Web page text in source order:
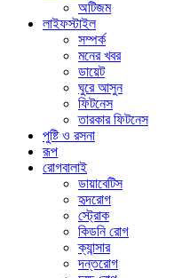
অটিজম
লাইফস্টাইল
সম্পর্ক
মনের খবর
ডায়েট
ঘুরে আসুন
ফিটনেস
তারকার ফিটনেস
পুষ্টি ও রসনা
রূপ
রোগবালাই
ডায়াবেটিস
হৃদরোগ
স্ট্রোক
কিডনি রোগ
ক্যান্সার
দন্তরোগ